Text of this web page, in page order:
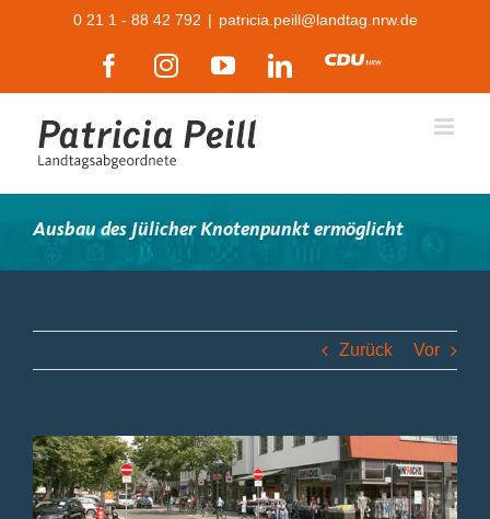
0 21 1 - 88 42 792 | patricia.peill@landtag.nrw.de
FacebookInstagramYouTubeLinkedIn
CDU
Ausbau des Jülicher Knotenpunkt ermöglicht
Zurück Vor
Zeige
grösseres
Bild